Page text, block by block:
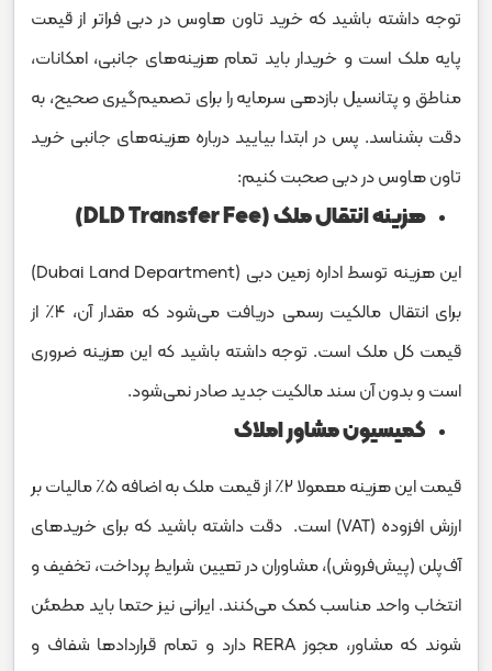
توجه داشته باشید که خرید تاون ‌هاوس در دبی فراتر از قیمت
پایه ملک است و خریدار باید تمام هزینه‌های جانبی، امکانات،
مناطق و پتانسیل بازدهی سرمایه را برای تصمیم‌گیری صحیح، به
دقت بشناسد. پس در ابتدا بیایید درباره هزینه‌های جانبی خرید
تاون هاوس در دبی صحبت کنیم:
هزینه انتقال ملک (DLD Transfer Fee)
این هزینه توسط اداره زمین دبی (Dubai Land Department)
برای انتقال مالکیت رسمی دریافت می‌شود که مقدار آن، ۴٪ از
قیمت کل ملک است. توجه داشته باشید که این هزینه ضروری
است و بدون آن سند مالکیت جدید صادر نمی‌شود.
کمیسیون مشاور املاک
قیمت این هزینه معمولا ۲٪ از قیمت ملک به اضافه ۵٪ مالیات بر
ارزش افزوده (VAT) است. دقت داشته باشید که برای خریدهای
آف‌پلن (پیش‌فروش)، مشاوران در تعیین شرایط پرداخت، تخفیف و
انتخاب واحد مناسب کمک می‌کنند. ایرانی نیز حتما باید مطمئن
شوند که مشاور، مجوز RERA دارد و تمام قراردادها شفاف و